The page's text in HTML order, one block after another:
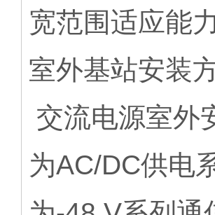
宽范围适应能
室外基站安装
交流电源室外
为AC/DC供电